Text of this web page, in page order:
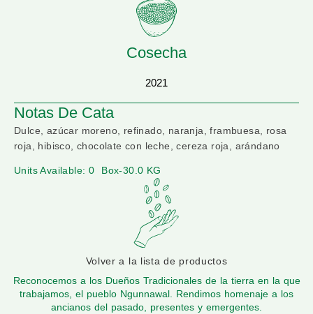
Cosecha
2021
Notas De Cata
Dulce, azúcar moreno, refinado, naranja, frambuesa, rosa
roja, hibisco, chocolate con leche, cereza roja, arándano
Units Available: 0 Box-30.0 KG
Volver a la lista de productos
Reconocemos a los Dueños Tradicionales de la tierra en la que
trabajamos, el pueblo Ngunnawal. Rendimos homenaje a los
ancianos del pasado, presentes y emergentes.